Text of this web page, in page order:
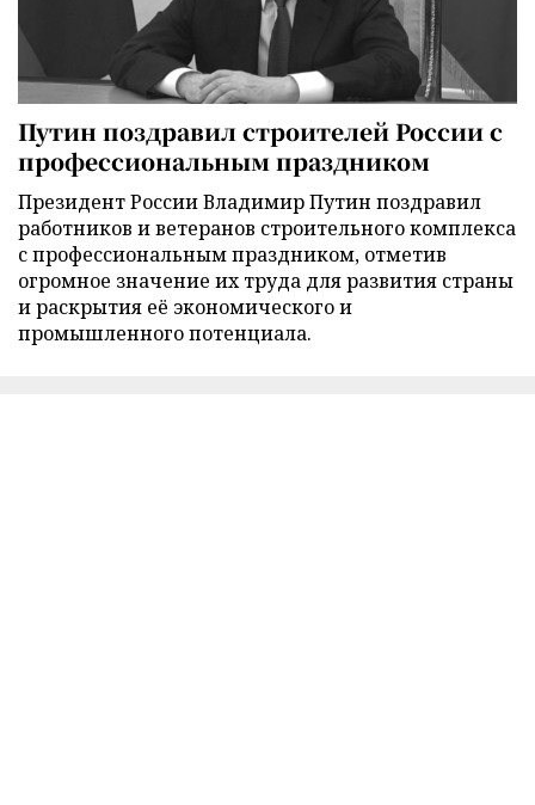
Путин поздравил строителей России с
профессиональным праздником
Президент России Владимир Путин поздравил
работников и ветеранов строительного комплекса
с профессиональным праздником, отметив
огромное значение их труда для развития страны
и раскрытия её экономического и
промышленного потенциала.